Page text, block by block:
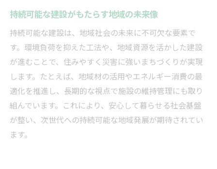
持続可能な建設がもたらす地域の未来像
持続可能な建設は、地域社会の未来に不可欠な要素で
す。環境負荷を抑えた工法や、地域資源を活かした建設
が進むことで、住みやすく災害に強いまちづくりが実現
します。たとえば、地域材の活用やエネルギー消費の最
適化を推進し、長期的な視点で施設の維持管理にも取り
組んでいます。これにより、安心して暮らせる社会基盤
が整い、次世代への持続可能な地域発展が期待されてい
ます。